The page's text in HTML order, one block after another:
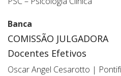
Banca
COMISSÃO JULGADORA
Docentes Efetivos
Oscar Angel Cesarotto |